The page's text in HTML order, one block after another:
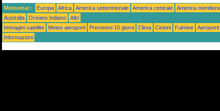
Meteomar : Europa Africa America settentrionale America centrale
America
Australia
Oceano Indiano
Altri
Immagini satellite
Meteo aeroporti Previsioni 10 giorni Clima Cicloni Fulmine
Aeroporti
Informazioni